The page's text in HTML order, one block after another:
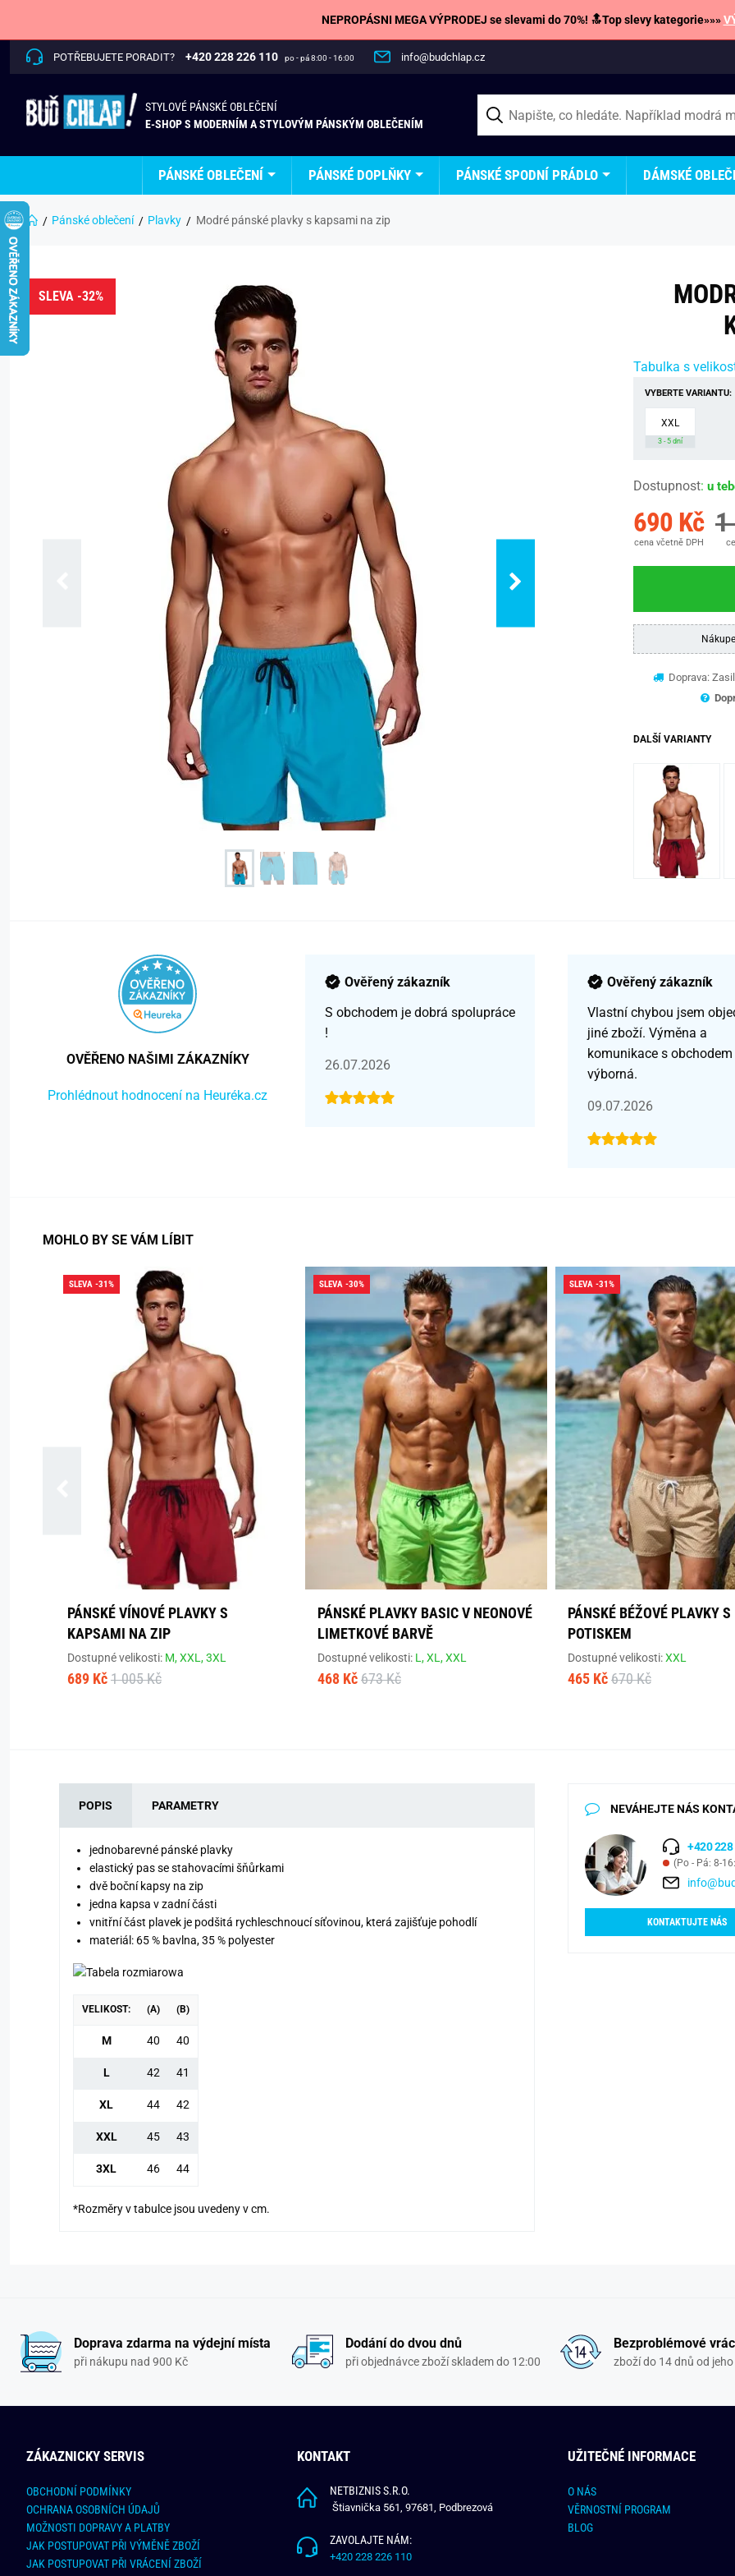
NEPROPÁSNI MEGA VÝPRODEJ se slevami do 70%! 🔝Top slevy kategorie»»»
POTŘEBUJETE PORADIT? +420 228 226 110 po - pá 8:00 - 16:00 info@budchlap.cz
STYLOVÉ PÁNSKÉ OBLEČENÍ
E-SHOP S MODERNÍM A STYLOVÝM PÁNSKÝM OBLEČENÍM
PÁNSKÉ OBLEČENÍ PÁNSKÉ DOPLŇKY PÁNSKÉ SPODNÍ PRÁDLO DÁMSKÉ
Pánské oblečení Plavky Modré pánské plavky s kapsami na zip
SLEVA -32%
Tabulka s
VYBERTE VARIANTU:
XXL
3 - 5 dní
Dostupnost: u
690 Kč
cena včetně DPH
1
Doprava:
DALŠÍ VARIANTY
OVĚŘENO NAŠIMI ZÁKAZNÍKY
Prohlédnout hodnocení na Heuréka.cz
Ověřený zákazník
S obchodem je dobrá spolupráce
!
26.07.2026
Ověřený zákazník
Vlastní chybou jsem
jiné zboží. Výměna a
komunikace s obchodem
výborná.
09.07.2026
MOHLO BY SE VÁM LÍBIT
SLEVA -31%
PÁNSKÉ VÍNOVÉ PLAVKY S
KAPSAMI NA ZIP
Dostupné velikosti: M,XXL,3XL
689 Kč 1 005 Kč
SLEVA -30%
PÁNSKÉ PLAVKY BASIC V NEONOVÉ
LIMETKOVÉ BARVĚ
Dostupné velikosti: L,XL,XXL
468 Kč 673 Kč
SLEVA -31%
PÁNSKÉ BÉŽOVÉ PLAVKY S
POTISKEM
Dostupné velikosti:XXL
465 Kč 670 Kč
POPIS PARAMETRY
jednobarevné pánské plavky
elastický pas se stahovacími šňůrkami
dvě boční kapsy na zip
jedna kapsa v zadní části
vnitřní část plavek je podšitá rychleschnoucí síťovinou, která zajišťuje pohodlí
materiál: 65 % bavlna, 35 % polyester
VELIKOST: (A) (B)
M 40 40
L 42 41
XL 44 42
XXL 45 43
3XL 46 44
*Rozměry v tabulce jsou uvedeny v cm.
NEVÁHEJTE NÁS
+420 228
(Po - Pá: 8-
KONTAKTUJTE NÁS
Doprava zdarma na výdejní místa
při nákupu nad 900 Kč
Dodání do dvou dnů
při objednávce zboží skladem do 12:00
Bezproblémové
zboží do 14 dnů od
ZÁKAZNICKY SERVIS
OBCHODNÍ PODMÍNKY
OCHRANA OSOBNÍCH ÚDAJŮ
MOŽNOSTI DOPRAVY A PLATBY
JAK POSTUPOVAT PŘI VÝMĚNĚ ZBOŽÍ
JAK POSTUPOVAT PŘI VRÁCENÍ ZBOŽÍ
KONTAKT
NETBIZNIS S.R.O.
Štiavnička 561, 97681, Podbrezová
ZAVOLAJTE NÁM:
+420 228 226 110
UŽITEČNÉ INFORMACE
O NÁS
VĚRNOSTNÍ PROGRAM
BLOG